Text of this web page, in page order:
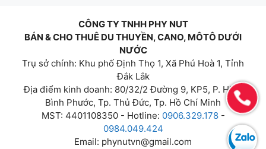
CÔNG TY TNHH PHY NUT
BÁN & CHO THUÊ DU THUYỀN, CANO, MÔTÔ DƯỚI
NƯỚC
Trụ sở chính: Khu phố Định Thọ 1, Xã Phú Hoà 1, Tỉnh
Đắk Lắk
Địa điểm kinh doanh: 80/32/2 Đường 9, KP5, P. Hiệp
Bình Phước, Tp. Thủ Đức, Tp. Hồ Chí Minh
MST: 4401108350 - Hotline: 0906.329.178-
0984.049.424
Email: phynutvn@gmail.com